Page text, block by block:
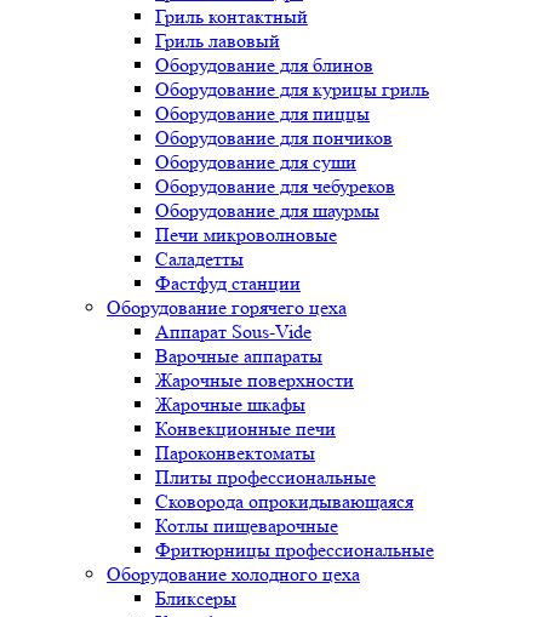
Гриль контактный
Гриль лавовый
Оборудование для блинов
Оборудование для курицы гриль
Оборудование для пиццы
Оборудование для пончиков
Оборудование для суши
Оборудование для чебуреков
Оборудование для шаурмы
Печи микроволновые
Саладетты
Фастфуд станции
Оборудование горячего цеха
Аппарат Sous-Vide
Варочные аппараты
Жарочные поверхности
Жарочные шкафы
Конвекционные печи
Пароконвектоматы
Плиты профессиональные
Сковорода опрокидывающаяся
Котлы пищеварочные
Фритюрницы профессиональные
Оборудование холодного цеха
Бликсеры